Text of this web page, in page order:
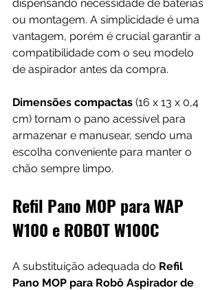
dispensando necessidade de baterias
ou montagem. A simplicidade é uma
vantagem, porém é crucial garantir a
compatibilidade com o seu modelo
de aspirador antes da compra.
Dimensões compactas (16 x 13 x 0,4
cm) tornam o pano acessível para
armazenar e manusear, sendo uma
escolha conveniente para manter o
chão sempre limpo.
Refil Pano MOP para WAP
W100 e ROBOT W100C
A substituição adequada do Refil
Pano MOP para Robô Aspirador de